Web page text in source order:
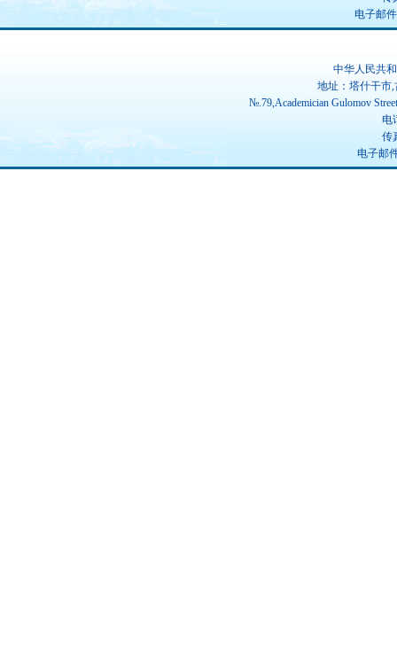
电子邮件
中华人民共
地址：塔什干市
№.79,Academician Gulomov
电
传
电子邮